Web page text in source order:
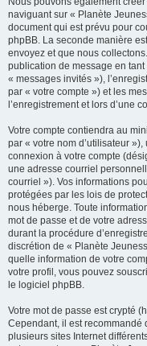
naviguant sur « Planète
document qui est prévu pour
phpBB. La seconde manière
envoyez et que nous
publication de message en
« messages invités »),
par « votre compte ») et les
l’enregistrement et lors d’une
Votre compte contiendra au
par « votre nom d’utilisateur
connexion à votre compte
une adresse courriel
courriel »). Vos informations
protégées par les lois de
nous héberge. Toute
mot de passe et de votre
durant la procédure
discrétion de « Planète
quelle information de votre
votre profil, vous pouvez
le logiciel phpBB.
Votre mot de passe est crypté
Cependant, il est recommandé
plusieurs sites Internet